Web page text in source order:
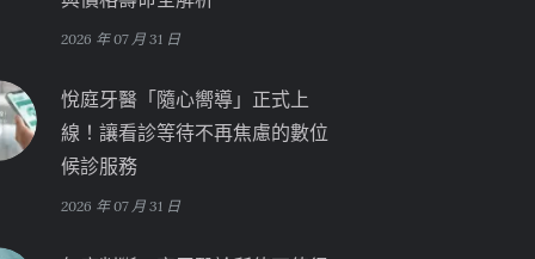
2026 年 07 月 31 日
悅庭牙醫「隨心嚮導」正式上
線！讓看診等待不再焦慮的數位
候診服務
2026 年 07 月 31 日